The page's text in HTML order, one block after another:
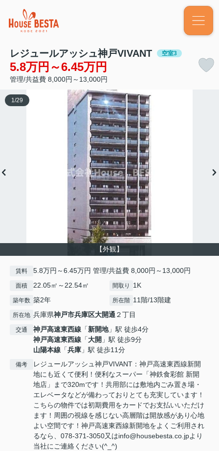
レジュールアッシュ神戸VIVANT 空室3
5.8万円～6.45万円
管理/共益費 8,000円～13,000円
【外観】
1 /29
賃料 5.8万円～6.45万円 管理/共益費 8,000円～13,000円
面積 22.05㎡～22.54㎡ 間取り 1K
築年数 築2年 所在階 11階/13階建
所在地 兵庫県神戸市兵庫区大開通 ２丁目
交通 神戸高速東西線 「新開地」駅 徒歩4分
神戸高速東西線 「大開 」駅 徒歩9分
山陽本線 「兵庫 」駅 徒歩11分
備考
レジュールアッシュ神戸VIVANT：神戸高速東西線新開
地にも近くて便利！便利なスーパー「神鉄食彩館 新開
地店」まで320mです！共用部には敷地内ごみ置き場・
エレベータなどが備わっておりとても充実しています！
こちらの物件では初期費用をカードでお支払いいただけ
ます！周囲の視線を感じない高層階は開放感があり心地
よい空間です！神戸高速東西線新開地をよくご利用され
るなら、078-371-3050又はinfo@housebesta.co.jpより
当社にご連絡ください(^_^)